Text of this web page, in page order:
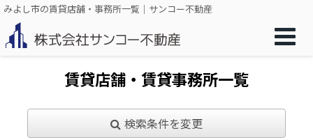
みよし市の賃貸店舗・事務所一覧｜サンコー不動産
賃貸店舗・賃貸事務所一覧
検索条件を変更